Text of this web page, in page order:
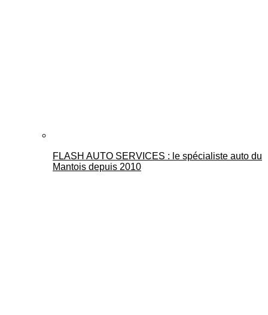
FLASH AUTO SERVICES : le spécialiste auto du
Mantois depuis 2010